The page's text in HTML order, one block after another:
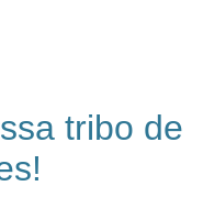
tribo de